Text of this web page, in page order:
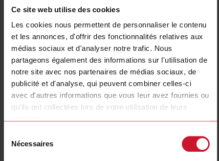
Ce site web utilise des cookies
Les cookies nous permettent de personnaliser le contenu
et les annonces, d'offrir des fonctionnalités relatives aux
médias sociaux et d'analyser notre trafic. Nous
partageons également des informations sur l'utilisation de
notre site avec nos partenaires de médias sociaux, de
publicité et d'analyse, qui peuvent combiner celles-ci
avec d'autres informations que vous leur avez fournies ou
qu'ils ont collectées lors de votre utilisation de leurs
Nécessaires
(274) (14)
Panel mount with
plug-in modules